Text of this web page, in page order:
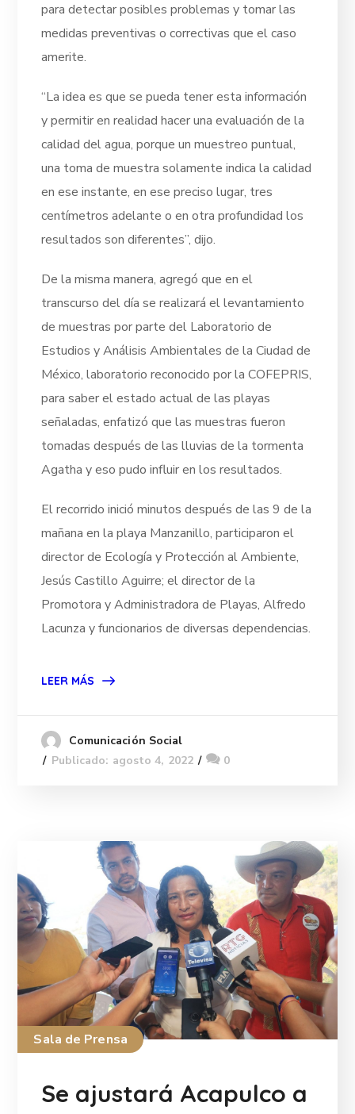
para detectar posibles problemas y tomar las
medidas preventivas o correctivas que el caso
amerite.
“La idea es que se pueda tener esta información
y permitir en realidad hacer una evaluación de la
calidad del agua, porque un muestreo puntual,
una toma de muestra solamente indica la calidad
en ese instante, en ese preciso lugar, tres
centímetros adelante o en otra profundidad los
resultados son diferentes”, dijo.
De la misma manera, agregó que en el
transcurso del día se realizará el levantamiento
de muestras por parte del Laboratorio de
Estudios y Análisis Ambientales de la Ciudad de
México, laboratorio reconocido por la COFEPRIS,
para saber el estado actual de las playas
señaladas, enfatizó que las muestras fueron
tomadas después de las lluvias de la tormenta
Agatha y eso pudo influir en los resultados.
El recorrido inició minutos después de las 9 de la
mañana en la playa Manzanillo, participaron el
director de Ecología y Protección al Ambiente,
Jesús Castillo Aguirre; el director de la
Promotora y Administradora de Playas, Alfredo
Lacunza y funcionarios de diversas dependencias.
LEER MÁS
Comunicación Social
Publicado: agosto 4, 2022
0
Sala de Prensa
Se ajustará Acapulco a